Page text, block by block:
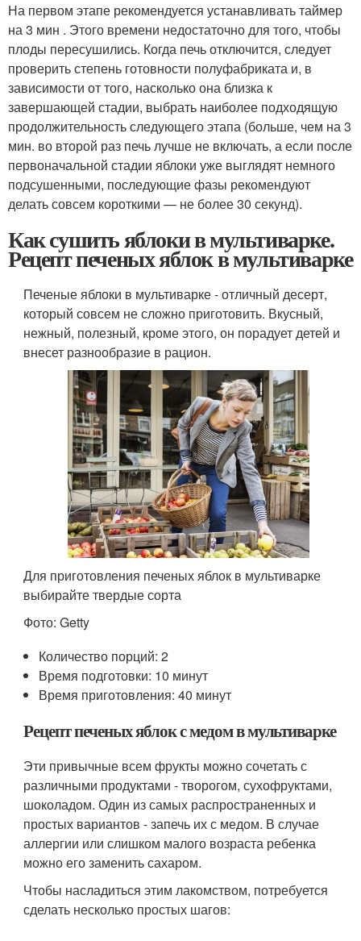
На первом этапе рекомендуется устанавливать таймер
на 3 мин . Этого времени недостаточно для того, чтобы
плоды пересушились. Когда печь отключится, следует
проверить степень готовности полуфабриката и, в
зависимости от того, насколько она близка к
завершающей стадии, выбрать наиболее подходящую
продолжительность следующего этапа (больше, чем на 3
мин. во второй раз печь лучше не включать, а если после
первоначальной стадии яблоки уже выглядят немного
подсушенными, последующие фазы рекомендуют
делать совсем короткими — не более 30 секунд).
Как сушить яблоки в мультиварке.
Рецепт печеных яблок в мультиварке
Печеные яблоки в мультиварке - отличный десерт,
который совсем не сложно приготовить. Вкусный,
нежный, полезный, кроме этого, он порадует детей и
внесет разнообразие в рацион.
Для приготовления печеных яблок в мультиварке
выбирайте твердые сорта
Фото: Getty
Количество порций: 2
Время подготовки: 10 минут
Время приготовления: 40 минут
Рецепт печеных яблок с медом в мультиварке
Эти привычные всем фрукты можно сочетать с
различными продуктами - творогом, сухофруктами,
шоколадом. Один из самых распространенных и
простых вариантов - запечь их с медом. В случае
аллергии или слишком малого возраста ребенка
можно его заменить сахаром.
Чтобы насладиться этим лакомством, потребуется
сделать несколько простых шагов: